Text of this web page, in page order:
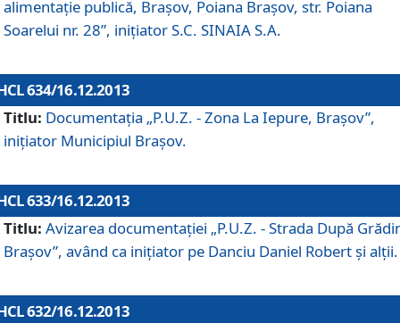
alimentaţie publică, Braşov, Poiana Braşov, str. Poiana
Soarelui nr. 28”, iniţiator S.C. SINAIA S.A.
634/16.12.2013
Titlu: Documentaţia „P.U.Z. - Zona La Iepure, Braşov”,
iniţiator Municipiul Braşov.
633/16.12.2013
Titlu: Avizarea documentaţiei „P.U.Z. - Strada După
Braşov”, având ca iniţiator pe Danciu Daniel Robert şi alţii.
632/16.12.2013